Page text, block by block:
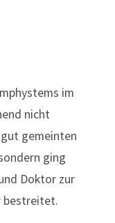
im
nicht
gemeinten
ging
Doktor zur
bestreitet.